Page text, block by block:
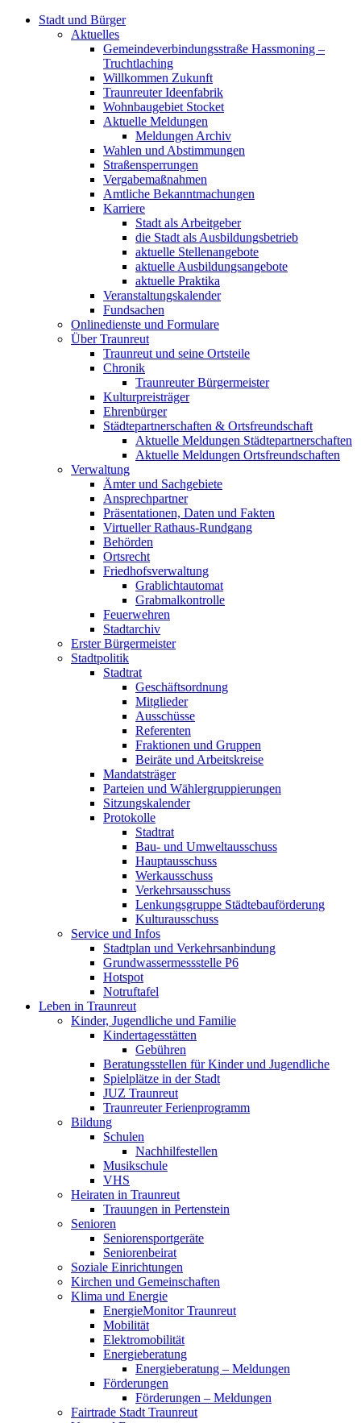
Stadt und Bürger
Aktuelles
Gemeindeverbindungsstraße Hassmoning –
Truchtlaching
Willkommen Zukunft
Traunreuter Ideenfabrik
Wohnbaugebiet Stocket
Aktuelle Meldungen
Meldungen Archiv
Wahlen und Abstimmungen
Straßensperrungen
Vergabemaßnahmen
Amtliche Bekanntmachungen
Karriere
Stadt als Arbeitgeber
die Stadt als Ausbildungsbetrieb
aktuelle Stellenangebote
aktuelle Ausbildungsangebote
aktuelle Praktika
Veranstaltungskalender
Fundsachen
Onlinedienste und Formulare
Über Traunreut
Traunreut und seine Ortsteile
Chronik
Traunreuter Bürgermeister
Kulturpreisträger
Ehrenbürger
Städtepartnerschaften & Ortsfreundschaft
Aktuelle Meldungen Städtepartnerschaften
Aktuelle Meldungen Ortsfreundschaften
Verwaltung
Ämter und Sachgebiete
Ansprechpartner
Präsentationen, Daten und Fakten
Virtueller Rathaus-Rundgang
Behörden
Ortsrecht
Friedhofsverwaltung
Grablichtautomat
Grabmalkontrolle
Feuerwehren
Stadtarchiv
Erster Bürgermeister
Stadtpolitik
Stadtrat
Geschäftsordnung
Mitglieder
Ausschüsse
Referenten
Fraktionen und Gruppen
Beiräte und Arbeitskreise
Mandatsträger
Parteien und Wählergruppierungen
Sitzungskalender
Protokolle
Stadtrat
Bau- und Umweltausschuss
Hauptausschuss
Werkausschuss
Verkehrsausschuss
Lenkungsgruppe Städtebauförderung
Kulturausschuss
Service und Infos
Stadtplan und Verkehrsanbindung
Grundwassermessstelle P6
Hotspot
Notruftafel
Leben in Traunreut
Kinder, Jugendliche und Familie
Kindertagesstätten
Gebühren
Beratungsstellen für Kinder und Jugendliche
Spielplätze in der Stadt
JUZ Traunreut
Traunreuter Ferienprogramm
Bildung
Schulen
Nachhilfestellen
Musikschule
VHS
Heiraten in Traunreut
Trauungen in Pertenstein
Senioren
Seniorensportgeräte
Seniorenbeirat
Soziale Einrichtungen
Kirchen und Gemeinschaften
Klima und Energie
EnergieMonitor Traunreut
Mobilität
Elektromobilität
Energieberatung
Energieberatung – Meldungen
Förderungen
Förderungen – Meldungen
Fairtrade Stadt Traunreut